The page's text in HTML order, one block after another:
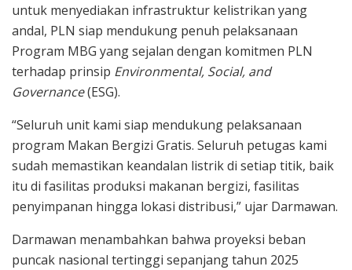
untuk menyediakan infrastruktur kelistrikan yang
andal, PLN siap mendukung penuh pelaksanaan
Program MBG yang sejalan dengan komitmen PLN
terhadap prinsip Environmental, Social, and
Governance(ESG).
“Seluruh unit kami siap mendukung pelaksanaan
program Makan Bergizi Gratis. Seluruh petugas kami
sudah memastikan keandalan listrik di setiap titik, baik
itu di fasilitas produksi makanan bergizi, fasilitas
penyimpanan hingga lokasi distribusi,” ujar Darmawan.
Darmawan menambahkan bahwa proyeksi beban
puncak nasional tertinggi sepanjang tahun 2025